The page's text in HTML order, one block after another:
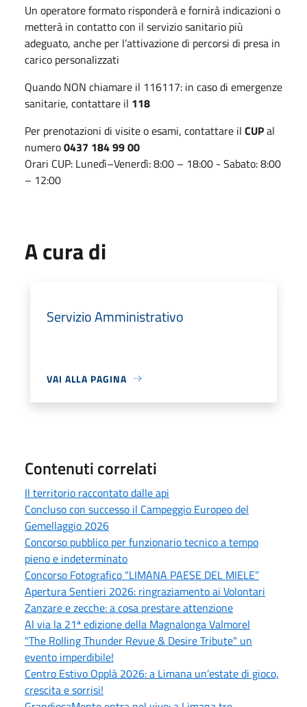
Un operatore formato risponderà e fornirà indicazioni o
metterà in contatto con il servizio sanitario più
adeguato, anche per l’attivazione di percorsi di presa in
carico personalizzati
Quando NON chiamare il 116117: in caso di emergenze
sanitarie, contattare il 118
Per prenotazioni di visite o esami, contattare il CUPal
numero0437 184 99 00
Orari CUP: Lunedì–Venerdì: 8:00 – 18:00 - Sabato: 8:00
– 12:00
A cura di
Servizio Amministrativo
VAI ALLA PAGINA
Contenuti correlati
Il territorio raccontato dalle api
Concluso con successo il Campeggio Europeo del
Gemellaggio 2026
Concorso pubblico per funzionario tecnico a tempo
pieno e indeterminato
Concorso Fotografico “LIMANA PAESE DEL MIELE”
Apertura Sentieri 2026: ringraziamento ai Volontari
Zanzare e zecche: a cosa prestare attenzione
Al via la 21ª edizione della Magnalonga Valmorel
"The Rolling Thunder Revue & Desire Tribute" un
evento imperdibile!
Centro Estivo Opplà 2026: a Limana un’estate di gioco,
crescita e sorrisi!